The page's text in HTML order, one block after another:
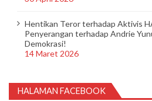
Hentikan Teror terhadap Aktivis
Penyerangan terhadap Andrie
Demokrasi!
14 Maret 2026
HALAMAN FACEBOOK